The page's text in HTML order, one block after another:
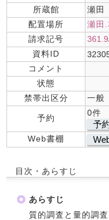
所蔵館
瀬田
配置場所
瀬田
請求記号
資料ID
コメント
状態
禁帯出区分
一般
予約
0件
予
Web書棚
目次・あらすじ
あらすじ
質的調査と量的調